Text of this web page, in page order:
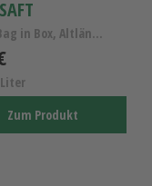
5 Liter Bag in Box, Altländer Apfelsaft naturtrüb
Zum Produkt